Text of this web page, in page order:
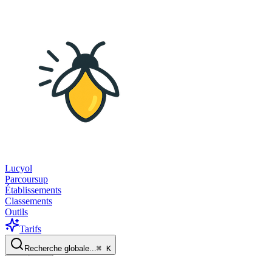
Lucyol
Parcoursup
Établissements
Classements
Outils
Tarifs
Recherche globale...⌘ K